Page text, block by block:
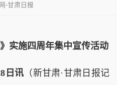
-甘肃日报
实施四周年集中宣传活动
日讯 （新甘肃·甘肃日报记